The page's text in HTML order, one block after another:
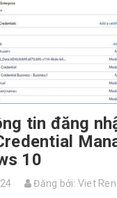
tin đăng
10
Đăng bởi: Viet